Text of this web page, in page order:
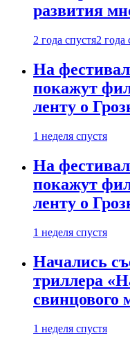
развития
2 года спустя2 года
На
покажут
ленту о
1 неделя спустя
На
покажут
ленту о
1 неделя спустя
Начались
триллера
свинцового
1 неделя спустя